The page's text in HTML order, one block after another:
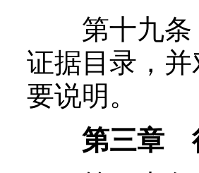
第十九条
证据目录，
要说明。
第三章